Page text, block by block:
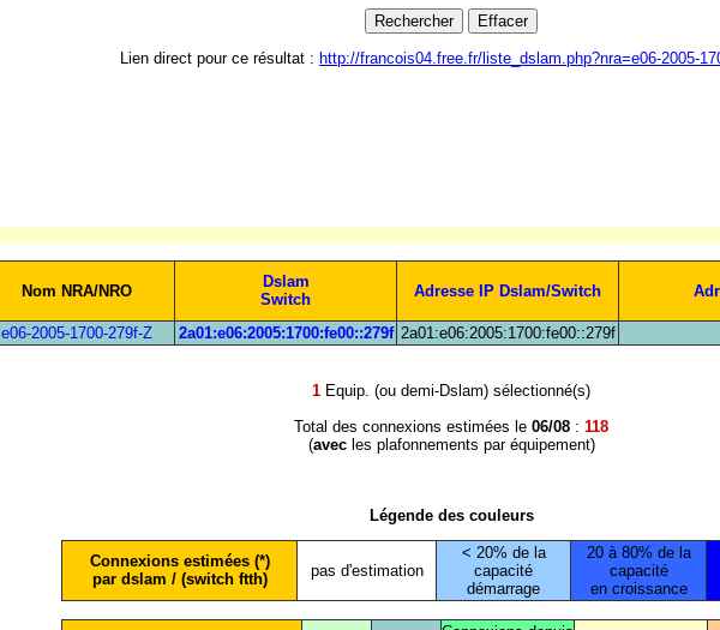
Lien direct pour ce résultat : http://francois04.free.fr/liste_dslam.php?nra=e06-2005-
Nom NRA/NRO
Dslam
Switch
Adresse IP Dslam/Switch
e06-2005-1700-279f-Z 2a01:e06:2005:1700:fe00::279f 2a01:e06:2005:1700:fe00::279f
1 Equip. (ou demi-Dslam) sélectionné(s)
Total des connexions estimées le 06/08 : 118
(avecles plafonnements par équipement)
Légende des couleurs
Connexions estimées (*)
par dslam / (switch ftth)
pas d'estimation
< 20% de la
capacité
démarrage
20 à 80% de la
capacité
en croissance